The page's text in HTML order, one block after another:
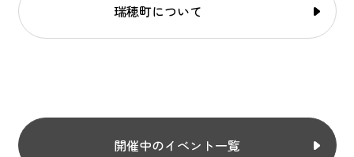
瑞穂町について
開催中のイベント一覧